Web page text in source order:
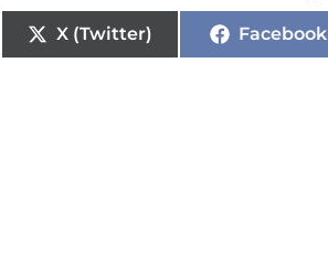
X (Twitter) Facebook